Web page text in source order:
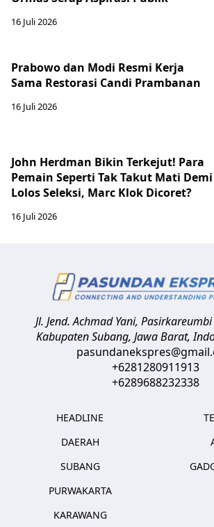
16 Juli 2026
Prabowo dan Modi Resmi Kerja
Sama Restorasi Candi Prambanan
16 Juli 2026
John Herdman Bikin Terkejut! Para
Pemain Seperti Tak Takut Mati Demi
Lolos Seleksi, Marc Klok Dicoret?
16 Juli 2026
Jl. Jend. Achmad Yani, Pasirkareumbi
Kabupaten Subang, Jawa Barat,
+6281280911913
+6289688232338
HEADLINE
DAERAH
SUBANG
PURWAKARTA
KARAWANG